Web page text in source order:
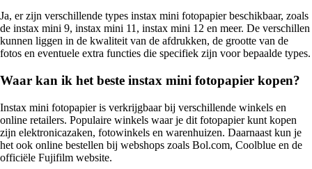
Ja, er zijn verschillende types instax mini fotopapier beschikbaar, zoals
de instax mini 9, instax mini 11, instax mini 12 en meer. De verschillen
kunnen liggen in de kwaliteit van de afdrukken, de grootte van de
fotos en eventuele extra functies die specifiek zijn voor bepaalde types.
Waar kan ik het beste instax mini fotopapier kopen?
Instax mini fotopapier is verkrijgbaar bij verschillende winkels en
online retailers. Populaire winkels waar je dit fotopapier kunt kopen
zijn elektronicazaken, fotowinkels en warenhuizen. Daarnaast kun je
het ook online bestellen bij webshops zoals Bol.com, Coolblue en de
officiële Fujifilm website.